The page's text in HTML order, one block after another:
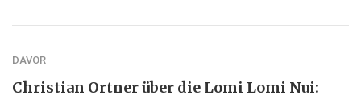
DAVOR
Christian Ortner über die Lomi Lomi Nui: